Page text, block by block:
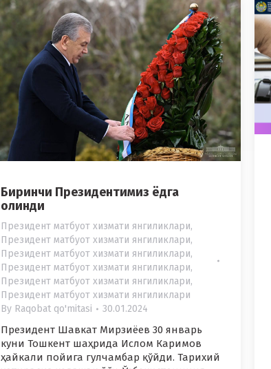
Биринчи Президентимиз ёдга
олинди
Президент матбуот хизмати янгиликлари,
Президент матбуот хизмати янгиликлари,
Президент матбуот хизмати янгиликлари,
Президент матбуот хизмати янгиликлари,
Президент матбуот хизмати янгиликлари,
Президент матбуот хизмати янгиликлари
By Raqobat qo'mitasi 30.01.2024
Президент Шавкат Мирзиёев 30 январь
куни Тошкент шаҳрида Ислом Каримов
ҳайкали пойига гулчамбар қўйди. Тарихий